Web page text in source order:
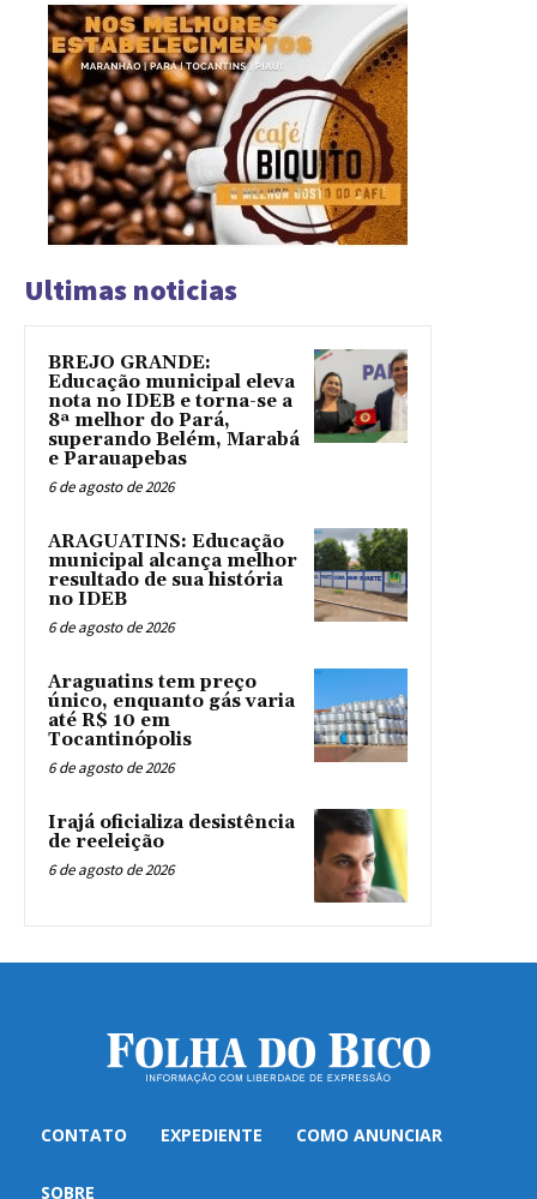
Ultimas noticias
BREJO GRANDE:
Educação municipal eleva
nota no IDEB e torna-se a
8ª melhor do Pará,
superando Belém, Marabá
e Parauapebas
6 de agosto de 2026
ARAGUATINS: Educação
municipal alcança melhor
resultado de sua história
no IDEB
6 de agosto de 2026
Araguatins tem preço
único, enquanto gás varia
até R$ 10 em
Tocantinópolis
6 de agosto de 2026
Irajá oficializa desistência
de reeleição
6 de agosto de 2026
CONTATO EXPEDIENTE COMO ANUNCIAR
SOBRE